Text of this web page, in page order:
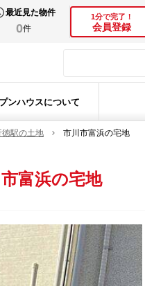
最近見た物件
0件
1分で完了！
会員登録
ンハウスについて
徳駅の土地 市川市富浜の宅地
富浜の宅地